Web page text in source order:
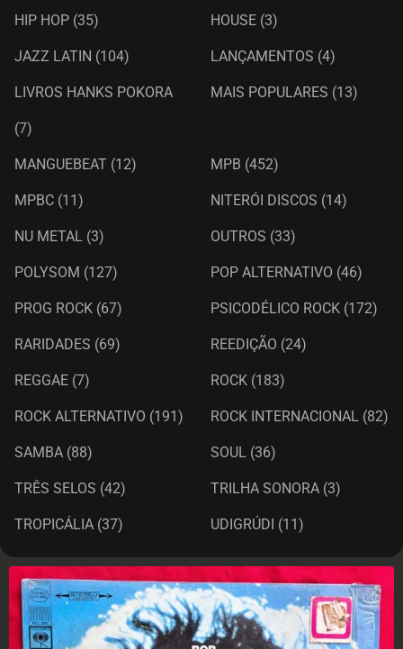
HIP HOP (35) HOUSE (3)
JAZZ LATIN (104) LANÇAMENTOS (4)
LIVROS HANKS POKORA
(7)
MAIS POPULARES (13)
MANGUEBEAT (12) MPB (452)
MPBC (11) NITERÓI DISCOS (14)
NU METAL (3) OUTROS (33)
POLYSOM (127) POP ALTERNATIVO (46)
PROG ROCK (67) PSICODÉLICO ROCK (172)
RARIDADES (69) REEDIÇÃO (24)
REGGAE (7) ROCK (183)
ROCK ALTERNATIVO (191) ROCK INTERNACIONAL (82)
SAMBA (88) SOUL (36)
TRÊS SELOS (42) TRILHA SONORA (3)
TROPICÁLIA (37) UDIGRÚDI (11)